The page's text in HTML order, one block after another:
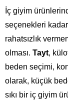
İç giyim
seçenekleri
rahatsızlık
olması. Tayt,
beden seçimi,
olarak, küçük
sıkı bir iç giyim